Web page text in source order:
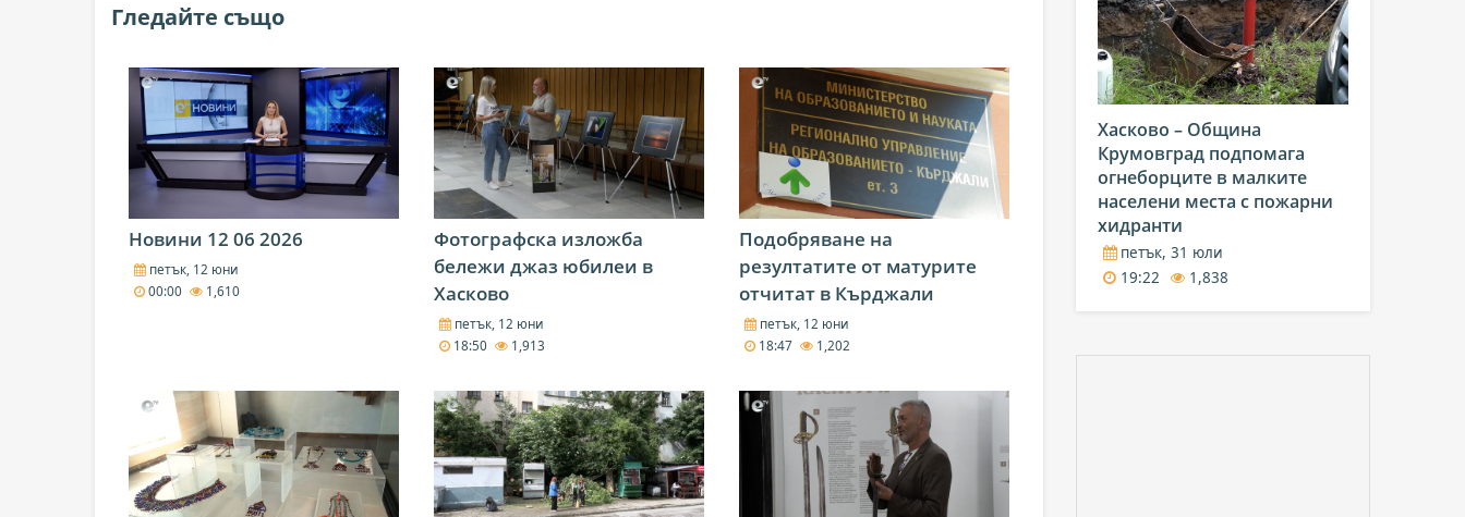
Гледайте също
Новини 12 06 2026
петък, 12 юни
00:00
1,610
Фотографска изложба
бележи джаз юбилеи в
Хасково
петък, 12 юни
18:50
1,913
Подобряване на
резултатите от матурите
отчитат в Кърджали
петък, 12 юни
18:47
1,202
Хасково – Община
Крумовград подпомага
огнеборците в малките
населени места с пожарни
хидранти
петък, 31 юли
19:22
1,838